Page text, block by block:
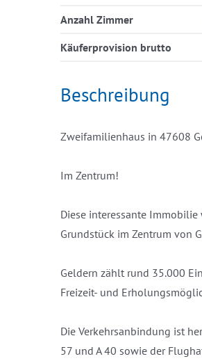
Anzahl Zimmer
Käuferprovision brutto
Beschreibung
Zweifamilienhaus in 47608
Im Zentrum!
Diese interessante
Grundstück im Zentrum von
Geldern zählt rund 35.000
Freizeit- und
Die Verkehrsanbindung ist
57 und A 40 sowie der